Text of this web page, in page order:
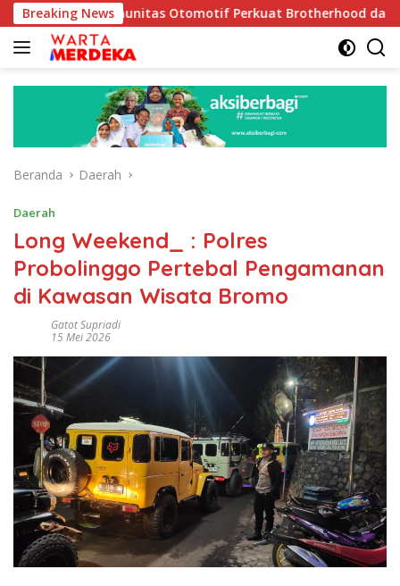
Langsung
ke
konten
Breaking NewsOtomotif Perkuat Brotherhood dan Persatuan
Beranda Daerah
Daerah
Long Weekend_ : Polres
Probolinggo Pertebal Pengamanan
di Kawasan Wisata Bromo
Gatot Supriadi
15 Mei 2026